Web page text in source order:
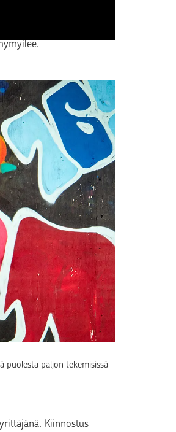
olen saanut
puolesta paljon tekemisissä
Kiinnostus